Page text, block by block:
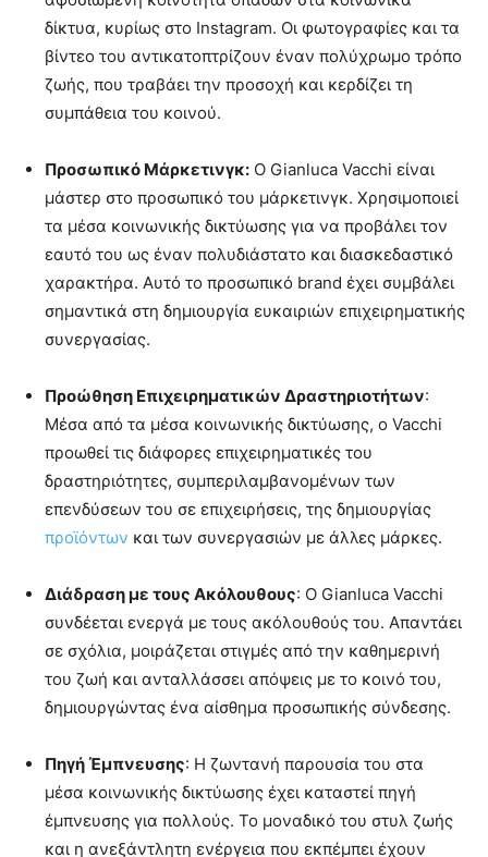
δίκτυα, κυρίως στο Instagram. Οι φωτογραφίες και τα
βίντεο του αντικατοπτρίζουν έναν πολύχρωμο τρόπο
ζωής, που τραβάει την προσοχή και κερδίζει τη
συμπάθεια του κοινού.
Προσωπικό Μάρκετινγκ: Ο Gianluca Vacchi είναι
μάστερ στο προσωπικό του μάρκετινγκ. Χρησιμοποιεί
τα μέσα κοινωνικής δικτύωσης για να προβάλει τον
εαυτό του ως έναν πολυδιάστατο και διασκεδαστικό
χαρακτήρα. Αυτό το προσωπικό brand έχει συμβάλει
σημαντικά στη δημιουργία ευκαιριών επιχειρηματικής
συνεργασίας.
Προώθηση Επιχειρηματικών Δραστηριοτήτων:
Μέσα από τα μέσα κοινωνικής δικτύωσης, ο Vacchi
προωθεί τις διάφορες επιχειρηματικές του
δραστηριότητες, συμπεριλαμβανομένων των
επενδύσεων του σε επιχειρήσεις, της δημιουργίας
προϊόντων και των συνεργασιών με άλλες μάρκες.
Διάδραση με τους Ακόλουθους: Ο Gianluca Vacchi
συνδέεται ενεργά με τους ακόλουθούς του. Απαντάει
σε σχόλια, μοιράζεται στιγμές από την καθημερινή
του ζωή και ανταλλάσσει απόψεις με το κοινό του,
δημιουργώντας ένα αίσθημα προσωπικής σύνδεσης.
Πηγή Έμπνευσης: Η ζωντανή παρουσία του στα
μέσα κοινωνικής δικτύωσης έχει καταστεί πηγή
έμπνευσης για πολλούς. Το μοναδικό του στυλ ζωής
και η ανεξάντλητη ενέργεια που εκπέμπει έχουν